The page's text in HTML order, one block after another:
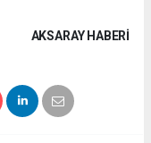
AKSARAY HABERİ